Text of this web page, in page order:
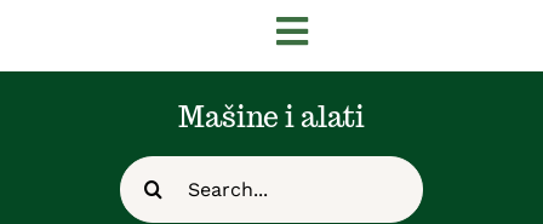
Toggle
Navigation
Početna
Mašine i alati
Search
for: